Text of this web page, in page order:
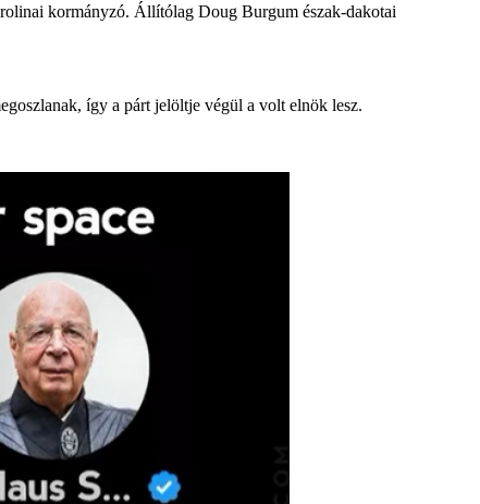
kormányzó. Állítólag Doug Burgum észak-dakotai
így a párt jelöltje végül a volt elnök lesz.